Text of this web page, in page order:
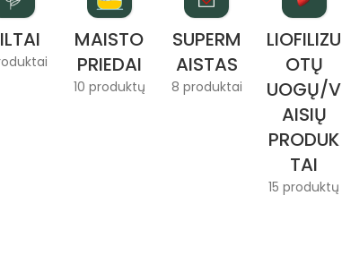
MAISTO
PRIEDAI
10 produktų
SUPERM
AISTAS
8 produktai
LIOFILIZU
OTŲ
UOGŲ/V
AISIŲ
PRODUK
TAI
15 produktų